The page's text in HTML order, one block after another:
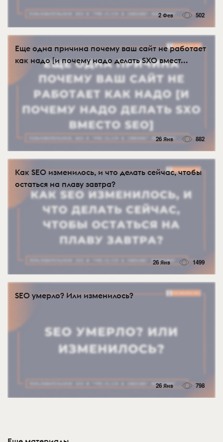
2 Фев 502
Еще одна причина почему ваш сайт не работает
как надо [и почему надо делать SXO вмест...
26 Янв 882
Как SEO изменилось, и что делать сейчас, чтобы
остаться на плаву завтра?
26 Янв 1499
SEO умерло? Или изменилось?
26 Янв 798